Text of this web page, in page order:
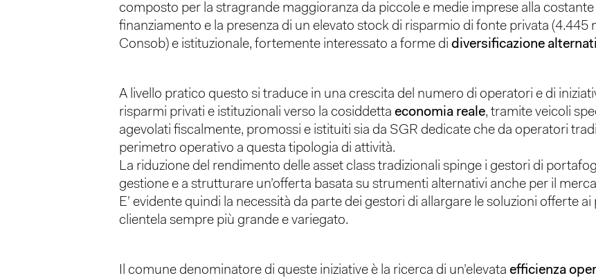
composto per la stragrande maggioranza da piccole e medie imprese alla
finanziamento e la presenza di un elevato stock di risparmio di fonte privata (4.445
Consob) e istituzionale, fortemente interessato a forme didiversificazione
A livello pratico questo si traduce in una crescita del numero di operatori e di
risparmi privati e istituzionali verso la cosiddettaeconomia reale, tramite veicoli
agevolati fiscalmente, promossi e istituiti sia da SGR dedicate che da operatori
perimetro operativo a questa tipologia di attività.
La riduzione del rendimento delle asset class tradizionali spinge i gestori di
gestione e a strutturare un’offerta basata su strumenti alternativi anche per il
E’ evidente quindi la necessità da parte dei gestori di allargare le soluzioni offerte
clientela sempre più grande e variegato.
Il comune denominatore di queste iniziative è la ricerca di un’elevataefficienza